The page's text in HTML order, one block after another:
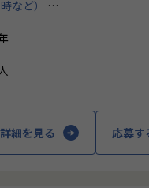
てきました。
中心にRubyにも注力してい
リプレイス
スシステムの開発
サービスシステムの開発
のチーム制でスムーズなキャ
期間は6ヶ月～2年以上まで様
ーム×6ヶ月）～120人月（
クト例＊＊＊
時など）
休憩時間： 60分
詳細を見る 応募す